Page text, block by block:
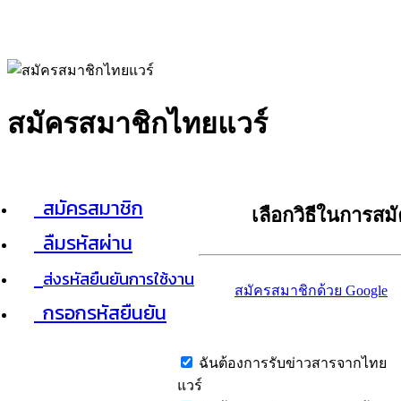
สมัครสมาชิกไทยแวร์
สมัครสมาชิก
ลืมรหัสผ่าน
ส่งรหัสยืนยันการใช้งาน
กรอกรหัสยืนยัน
เลือกวิธีในการส
สมัครสมาชิกด้วย Google
ฉันต้องการรับข่าวสารจากไทย
แวร์